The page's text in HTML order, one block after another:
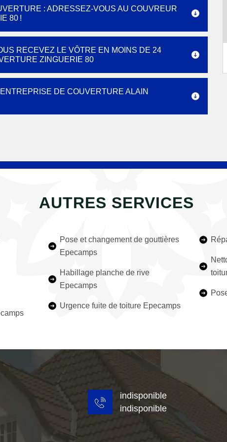
: ADRESSEZ-VOUS AU COUVREUR
80 !
RECEVEZ LE VÔTRE EN MOINS DE 24
ZINGUERIE 80
DE COUVERTURE ALAIN
AUTRES SERVICES
Pose et changement de gouttières
Epecamps
Habillage planche de rive
Epecamps
Urgence fuite de toiture Epecamps
indisponible
indisponible